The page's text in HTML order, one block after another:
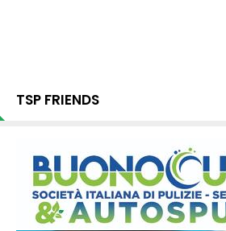
TSP FRIENDS